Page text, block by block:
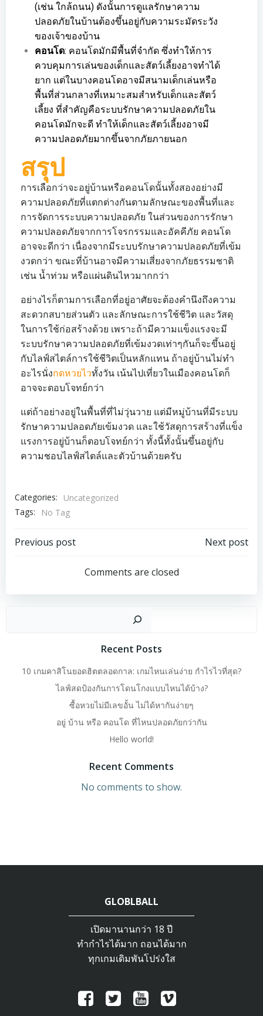
(เช่น ใกล้ถนน) ดังนั้นการดูแลรักษาความ
ปลอดภัยในบ้านต้องขึ้นอยู่กับความระมัดระวัง
ของเจ้าของบ้าน
คอนโด: คอนโดมักมีพื้นที่จำกัด ซึ่งทำให้การ
ควบคุมการเล่นของเด็กและสัตว์เลี้ยงอาจทำได้
ยาก แต่ในบางคอนโดอาจมีสนามเด็กเล่นหรือ
พื้นที่ส่วนกลางที่เหมาะสมสำหรับเด็กและสัตว์
เลี้ยง ที่สำคัญคือระบบรักษาความปลอดภัยใน
คอนโดมักจะดี ทำให้เด็กและสัตว์เลี้ยงอาจมี
ความปลอดภัยมากขึ้นจากภัยภายนอก
สรุป
การเลือกว่าจะอยู่บ้านหรือคอนโดนั้นทั้งสองอย่างมี
ความปลอดภัยที่แตกต่างกันตามลักษณะของพื้นที่และ
การจัดการระบบความปลอดภัย ในส่วนของการรักษา
ความปลอดภัยจากการโจรกรรมและอัคคีภัย คอนโด
อาจจะดีกว่า เนื่องจากมีระบบรักษาความปลอดภัยที่เข้ม
งวดกว่า ขณะที่บ้านอาจมีความเสี่ยงจากภัยธรรมชาติ
เช่น น้ำท่วม หรือแผ่นดินไหวมากกว่า
อย่างไรก็ตามการเลือกที่อยู่อาศัยจะต้องคำนึงถึงความ
สะดวกสบายส่วนตัว และลักษณะการใช้ชีวิต และวัสดุ
ในการใช้ก่อสร้างด้วย เพราะถ้ามีความแข็งแรงจะมี
ระบบรักษาความปลอดภัยที่เข้มงวดเท่าๆกันก็จะขึ้นอยู่
กับไลฟ์สไตล์การใช้ชีวิตเป็นหลักแทน ถ้าอยู่บ้านไม่ทำ
อะไรนั่งกดหวยไวทั้งวัน เน้นไปเที่ยวในเมืองคอนโดก็
อาจจะตอบโจทย์กว่า
แต่ถ้าอย่างอยู่ในพื้นที่ที่ไม่วุ่นวาย แต่มีหมู่บ้านที่มีระบบ
รักษาความปลอดภัยเข้มงวด และใช้วัสดุการสร้างที่แข็ง
แรงการอยู่บ้านก็ตอบโจทย์กว่า ทั้งนี้ทั้งนั้นขึ้นอยู่กับ
ความชอบไลฟ์สไตล์และตัวบ้านด้วยครับ
Categories:
Uncategorized
Tags:
No Tag
Previous post Next post
Comments are closed
Recent Posts
10 เกมคาสิโนยอดฮิตตลอดกาล: เกมไหนเล่นง่าย กำไรไวที่สุด?
ไลฟ์สดป้องกันการโดนโกงแบบไหนได้บ้าง?
ซื้อหวยไม่มีเลขอั้น ไม่ได้หากันง่ายๆ
อยู่ บ้าน หรือ คอนโด ที่ไหนปลอดภัยกว่ากัน
Hello world!
Recent Comments
No comments to show.
GLOBLBALL
เปิดมานานกว่า 18 ปี
ทำกำไรได้มาก ถอนได้มาก
ทุกเกมเดิมพันโปร่งใส